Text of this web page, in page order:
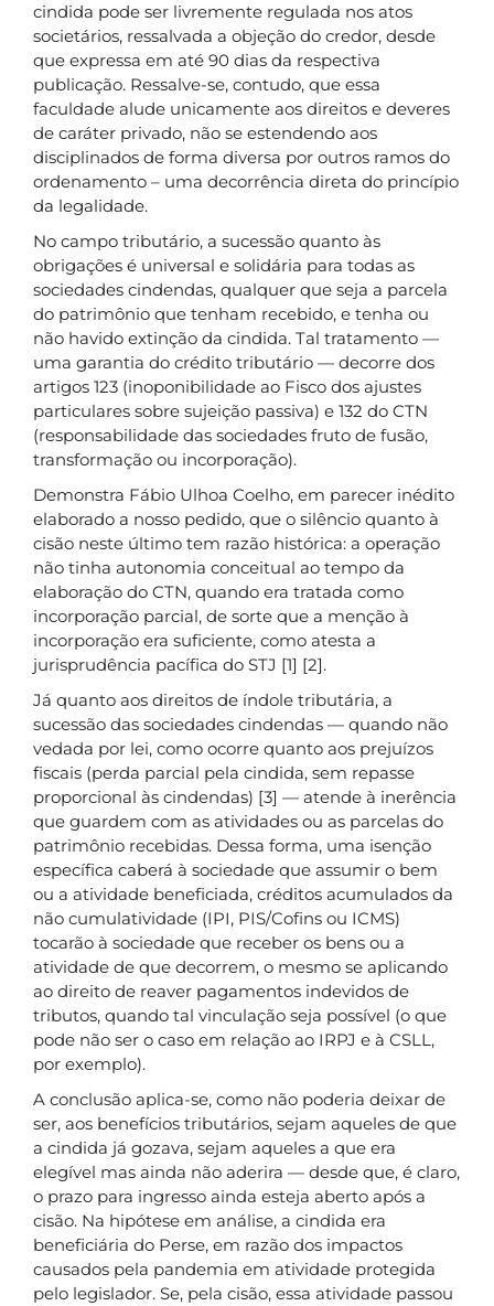
cindida pode ser livremente regulada nos atos
societários, ressalvada a objeção do credor, desde
que expressa em até 90 dias da respectiva
publicação. Ressalve-se, contudo, que essa
faculdade alude unicamente aos direitos e deveres
de caráter privado, não se estendendo aos
disciplinados de forma diversa por outros ramos do
ordenamento – uma decorrência direta do princípio
da legalidade.
No campo tributário, a sucessão quanto às
obrigações é universal e solidária para todas as
sociedades cindendas, qualquer que seja a parcela
do patrimônio que tenham recebido, e tenha ou
não havido extinção da cindida. Tal tratamento —
uma garantia do crédito tributário — decorre dos
artigos 123 (inoponibilidade ao Fisco dos ajustes
particulares sobre sujeição passiva) e 132 do CTN
(responsabilidade das sociedades fruto de fusão,
transformação ou incorporação).
Demonstra Fábio Ulhoa Coelho, em parecer inédito
elaborado a nosso pedido, que o silêncio quanto à
cisão neste último tem razão histórica: a operação
não tinha autonomia conceitual ao tempo da
elaboração do CTN, quando era tratada como
incorporação parcial, de sorte que a menção à
incorporação era suficiente, como atesta a
jurisprudência pacífica do STJ [1] [2].
Já quanto aos direitos de índole tributária, a
sucessão das sociedades cindendas — quando não
vedada por lei, como ocorre quanto aos prejuízos
fiscais (perda parcial pela cindida, sem repasse
proporcional às cindendas) [3] — atende à inerência
que guardem com as atividades ou as parcelas do
patrimônio recebidas. Dessa forma, uma isenção
específica caberá à sociedade que assumir o bem
ou a atividade beneficiada, créditos acumulados da
não cumulatividade (IPI, PIS/Cofins ou ICMS)
tocarão à sociedade que receber os bens ou a
atividade de que decorrem, o mesmo se aplicando
ao direito de reaver pagamentos indevidos de
tributos, quando tal vinculação seja possível (o que
pode não ser o caso em relação ao IRPJ e à CSLL,
por exemplo).
A conclusão aplica-se, como não poderia deixar de
ser, aos benefícios tributários, sejam aqueles de que
a cindida já gozava, sejam aqueles a que era
elegível mas ainda não aderira — desde que, é claro,
o prazo para ingresso ainda esteja aberto após a
cisão. Na hipótese em análise, a cindida era
beneficiária do Perse, em razão dos impactos
causados pela pandemia em atividade protegida
pelo legislador. Se, pela cisão, essa atividade passou